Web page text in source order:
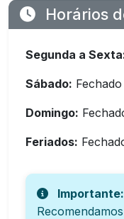
Horários
Segunda a
Sábado: Fechado
Domingo:
Feriados:
Importante: